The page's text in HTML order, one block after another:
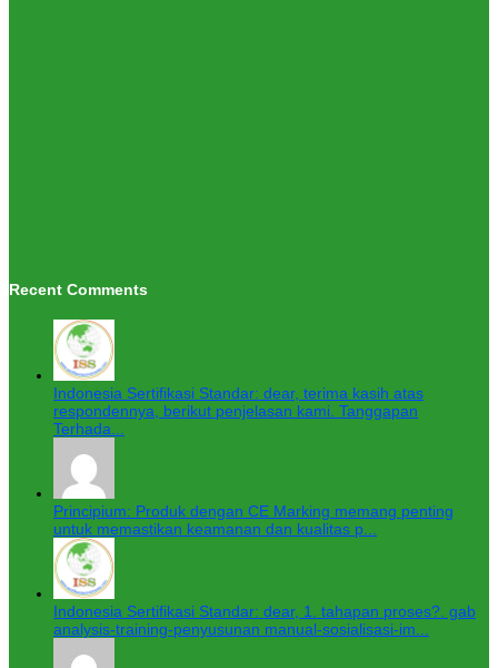
Recent Comments
Indonesia Sertifikasi Standar: dear, terima kasih atas
respondennya, berikut penjelasan kami. Tanggapan
Terhada...
Principium: Produk dengan CE Marking memang penting
untuk memastikan keamanan dan kualitas p...
Indonesia Sertifikasi Standar: dear, 1. tahapan proses?. gab
analysis-training-penyusunan manual-sosialisasi-im...